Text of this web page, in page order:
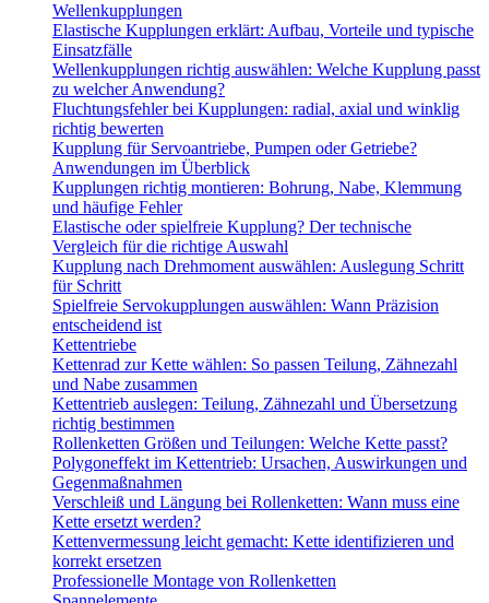
Wellenkupplungen
Elastische Kupplungen erklärt: Aufbau, Vorteile und typische
Einsatzfälle
Wellenkupplungen richtig auswählen: Welche Kupplung passt
zu welcher Anwendung?
Fluchtungsfehler bei Kupplungen: radial, axial und winklig
richtig bewerten
Kupplung für Servoantriebe, Pumpen oder Getriebe?
Anwendungen im Überblick
Kupplungen richtig montieren: Bohrung, Nabe, Klemmung
und häufige Fehler
Elastische oder spielfreie Kupplung? Der technische
Vergleich für die richtige Auswahl
Kupplung nach Drehmoment auswählen: Auslegung Schritt
für Schritt
Spielfreie Servokupplungen auswählen: Wann Präzision
entscheidend ist
Kettentriebe
Kettenrad zur Kette wählen: So passen Teilung, Zähnezahl
und Nabe zusammen
Kettentrieb auslegen: Teilung, Zähnezahl und Übersetzung
richtig bestimmen
Rollenketten Größen und Teilungen: Welche Kette passt?
Polygoneffekt im Kettentrieb: Ursachen, Auswirkungen und
Gegenmaßnahmen
Verschleiß und Längung bei Rollenketten: Wann muss eine
Kette ersetzt werden?
Kettenvermessung leicht gemacht: Kette identifizieren und
korrekt ersetzen
Professionelle Montage von Rollenketten